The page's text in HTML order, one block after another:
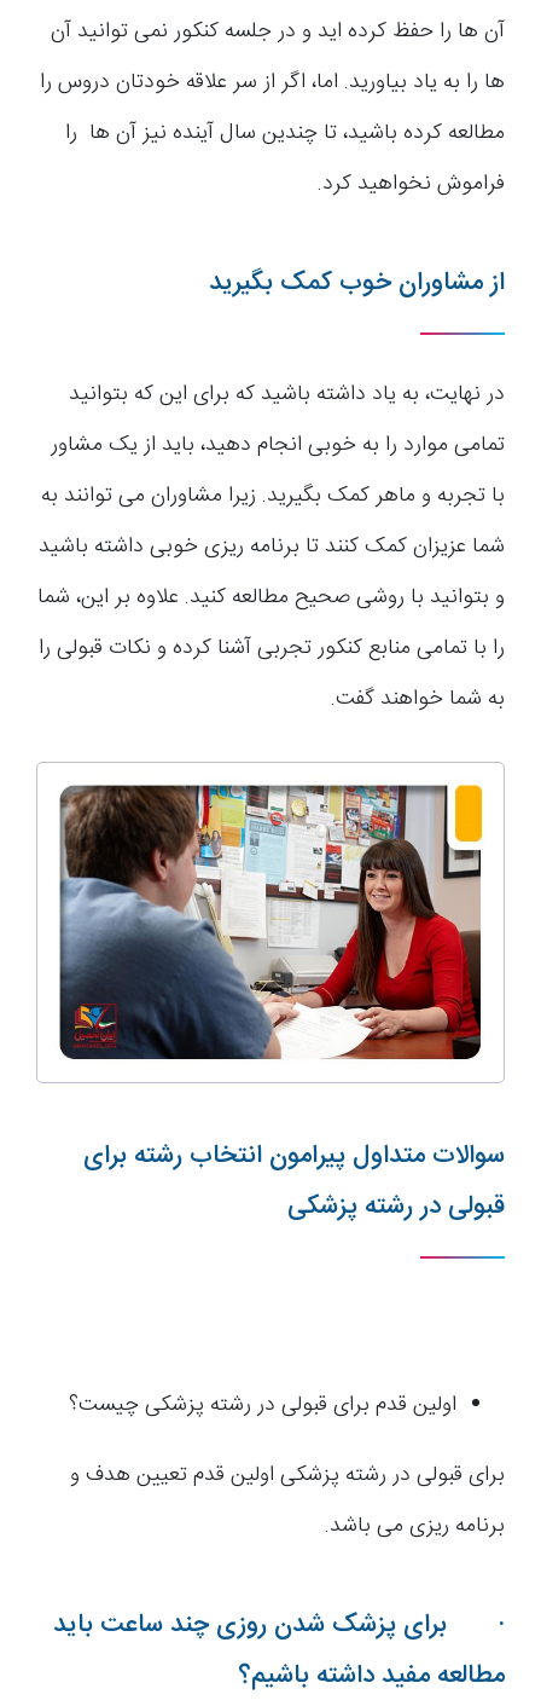
آن ها را حفظ کرده اید و در جلسه کنکور نمی توانید آن
ها را به یاد بیاورید. اما، اگر از سر علاقه خودتان دروس را
مطالعه کرده باشید، تا چندین سال آینده نیز آن ها را
فراموش نخواهید کرد.
از مشاوران خوب کمک بگیرید
در نهایت، به یاد داشته باشید که برای این که بتوانید
تمامی موارد را به خوبی انجام دهید، باید از یک مشاور
با تجربه و ماهر کمک بگیرید. زیرا مشاوران می توانند به
شما عزیزان کمک کنند تا برنامه ریزی خوبی داشته باشید
و بتوانید با روشی صحیح مطالعه کنید. علاوه بر این، شما
را با تمامی منابع کنکور تجربی آشنا کرده و نکات قبولی را
به شما خواهند گفت.
سوالات متداول پیرامون انتخاب رشته برای
قبولی در رشته پزشکی
اولین قدم برای قبولی در رشته پزشکی چیست؟
برای قبولی در رشته پزشکی اولین قدم تعیین هدف و
برنامه ریزی می باشد.
· برای پزشک شدن روزی چند ساعت باید
مطالعه مفید داشته باشیم؟